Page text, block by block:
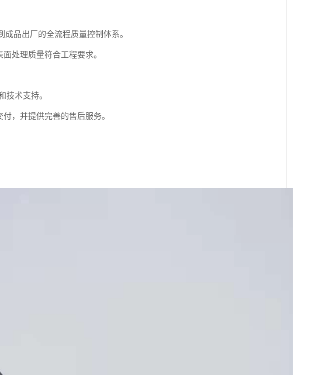
品出厂的全流程质量控制体系。
处理质量符合工程要求。
技术支持。
，并提供完善的售后服务。